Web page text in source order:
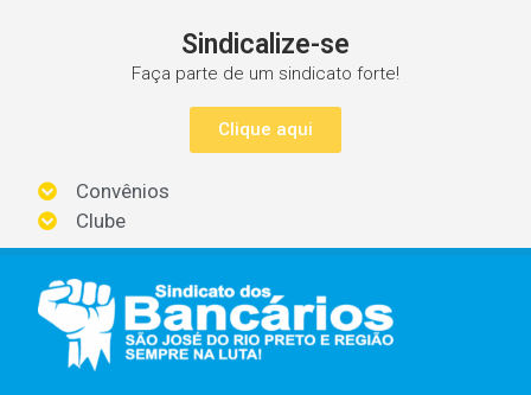
Sindicalize-se
Faça parte de um sindicato forte!
Clique aqui
Convênios
Clube